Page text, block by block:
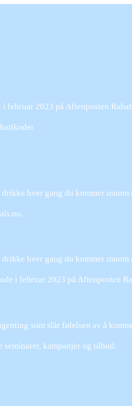
2023 på Aftenposten
hver gang du kommer innom
hver gang du kommer innom
i februar 2023 på Aftenposten
som slår følelsen av å
kampanjer og tilbud.